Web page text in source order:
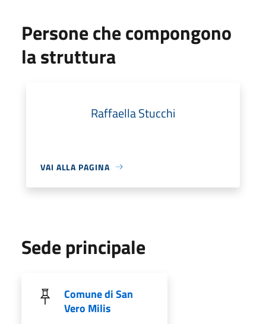
Persone che compongono
la struttura
Raffaella Stucchi
VAI ALLA PAGINA
Sede principale
Comune di San
Vero Milis